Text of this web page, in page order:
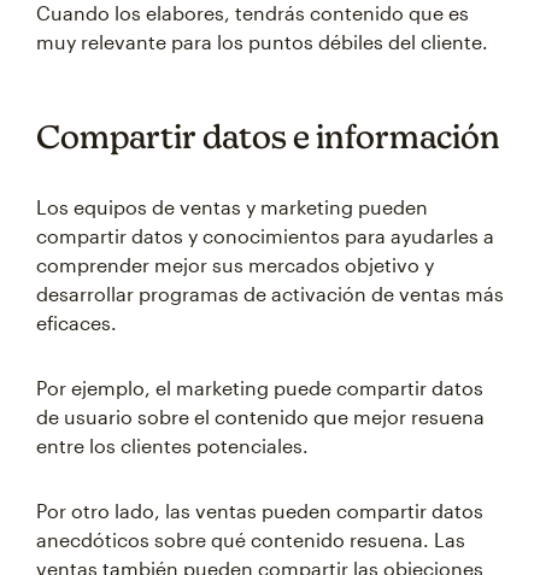
Cuando los elabores, tendrás contenido que es
muy relevante para los puntos débiles del cliente.
Compartir datos e información
Los equipos de ventas y marketing pueden
compartir datos y conocimientos para ayudarles a
comprender mejor sus mercados objetivo y
desarrollar programas de activación de ventas más
eficaces.
Por ejemplo, el marketing puede compartir datos
de usuario sobre el contenido que mejor resuena
entre los clientes potenciales.
Por otro lado, las ventas pueden compartir datos
anecdóticos sobre qué contenido resuena. Las
ventas también pueden compartir las objeciones